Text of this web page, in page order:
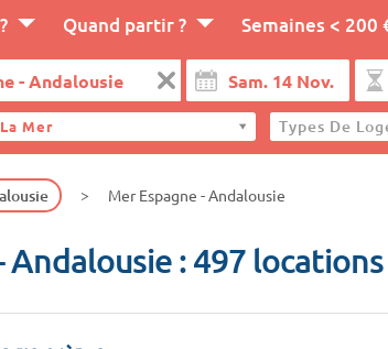
Quand partir ? Semaines < 200
Mer Types De
Mer Espagne - Andalousie
Andalousie : 497